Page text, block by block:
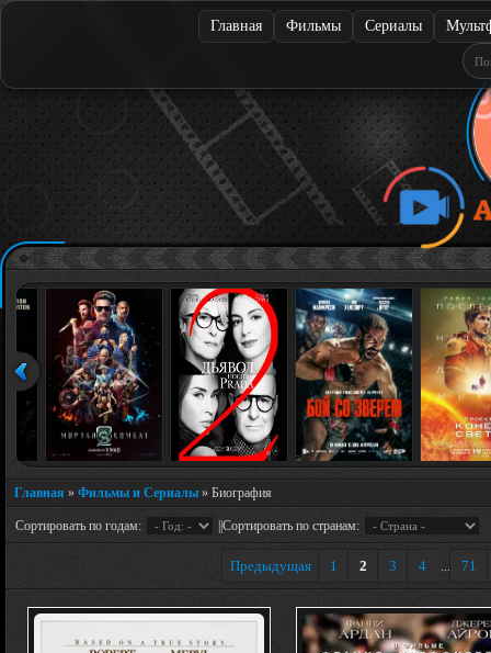
Главная Фильмы Сериалы
Главная » Фильмы и Сериалы » Биография
Сортировать по годам: ||Сортировать по странам:
Предыдущая 1 2 3 4 ... 71